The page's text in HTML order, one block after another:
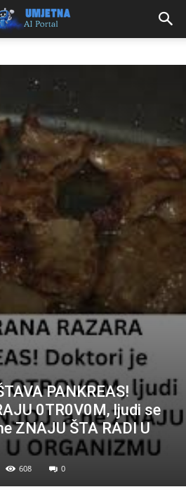
PANKREAS!
0TR0V0M, ljudi se
ZNAJU ŠTA RADI U
608 0